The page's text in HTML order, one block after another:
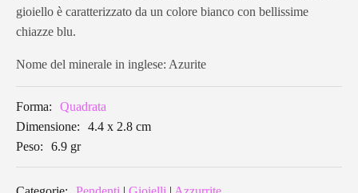
gioiello è caratterizzato da un colore bianco con bellissime
chiazze blu.
Nome del minerale in inglese: Azurite
Forma:
Quadrata
Dimensione:
4.4 x 2.8 cm
Peso:
6.9 gr